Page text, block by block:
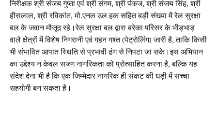
निरीक्षक श्री संजय गुप्ता एवं श्री संगम, श्री पंकज, श्री संजय सिंह, श्री
हीरालाल, श्री रविकांत, मो.एनल उल हक सहित बड़ी संख्या में रेल सुरक्षा
बल के जवान मौजूद रहे।रेल सुरक्षा बल द्वारा बरेका परिसर के भीड़भाड़
वाले क्षेत्रों में विशेष निगरानी एवं गहन गश्त (पेट्रोलिंग) जारी है, ताकि किसी
भी संभावित आपात स्थिति से प्रभावी ढंग से निपटा जा सके।इस अभियान
का उद्देश्य न केवल सजग नागरिकता को प्रोत्साहित करना है, बल्कि यह
संदेश देना भी है कि एक जिम्मेदार नागरिक ही संकट की घड़ी में सच्चा
सहयोगी बन सकता है।